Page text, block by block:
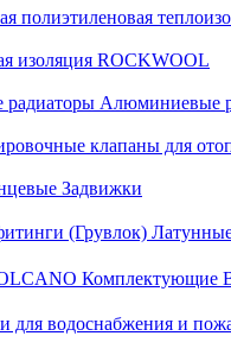
полиэтиленовая
изоляция ROCKWOOL
радиаторы Алюминиевые
клапаны для
Задвижки
(Грувлок)
Комплектующие
для водоснабжения и